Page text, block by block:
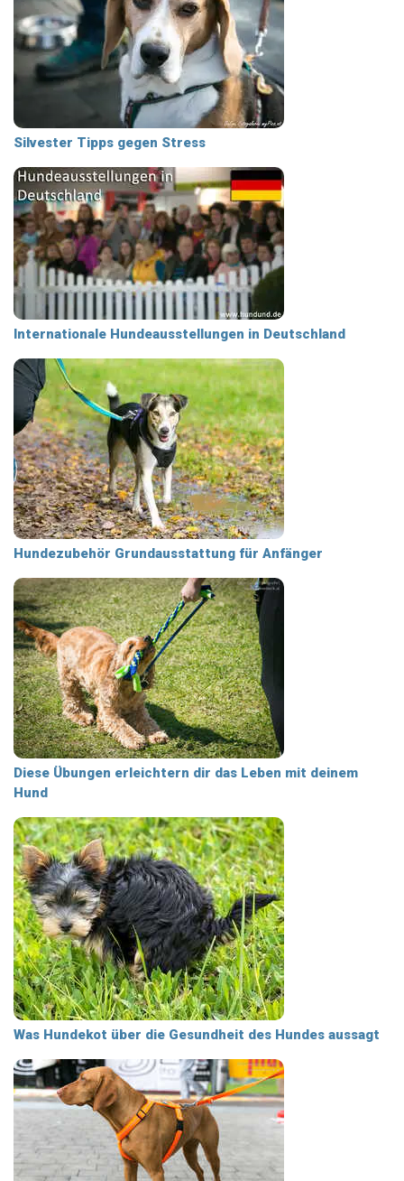
Silvester Tipps gegen Stress
Internationale Hundeausstellungen in Deutschland
Hundezubehör Grundausstattung für Anfänger
Diese Übungen erleichtern dir das Leben mit deinem
Hund
Was Hundekot über die Gesundheit des Hundes aussagt